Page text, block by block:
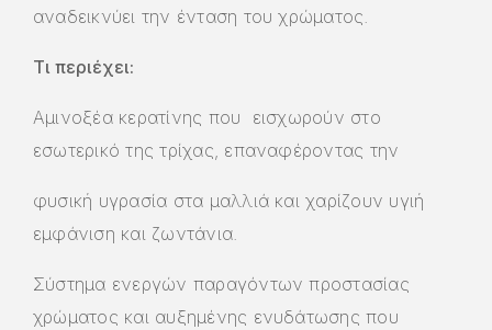
αναδεικνύει την ένταση του χρώματος.
Τι περιέχει:
Αμινοξέα κερατίνης που εισχωρούν στο
εσωτερικό της τρίχας, επαναφέροντας την
φυσική υγρασία στα μαλλιά και χαρίζουν υγιή
εμφάνιση και ζωντάνια.
Σύστημα ενεργών παραγόντων προστασίας
χρώματος και αυξημένης ενυδάτωσης που